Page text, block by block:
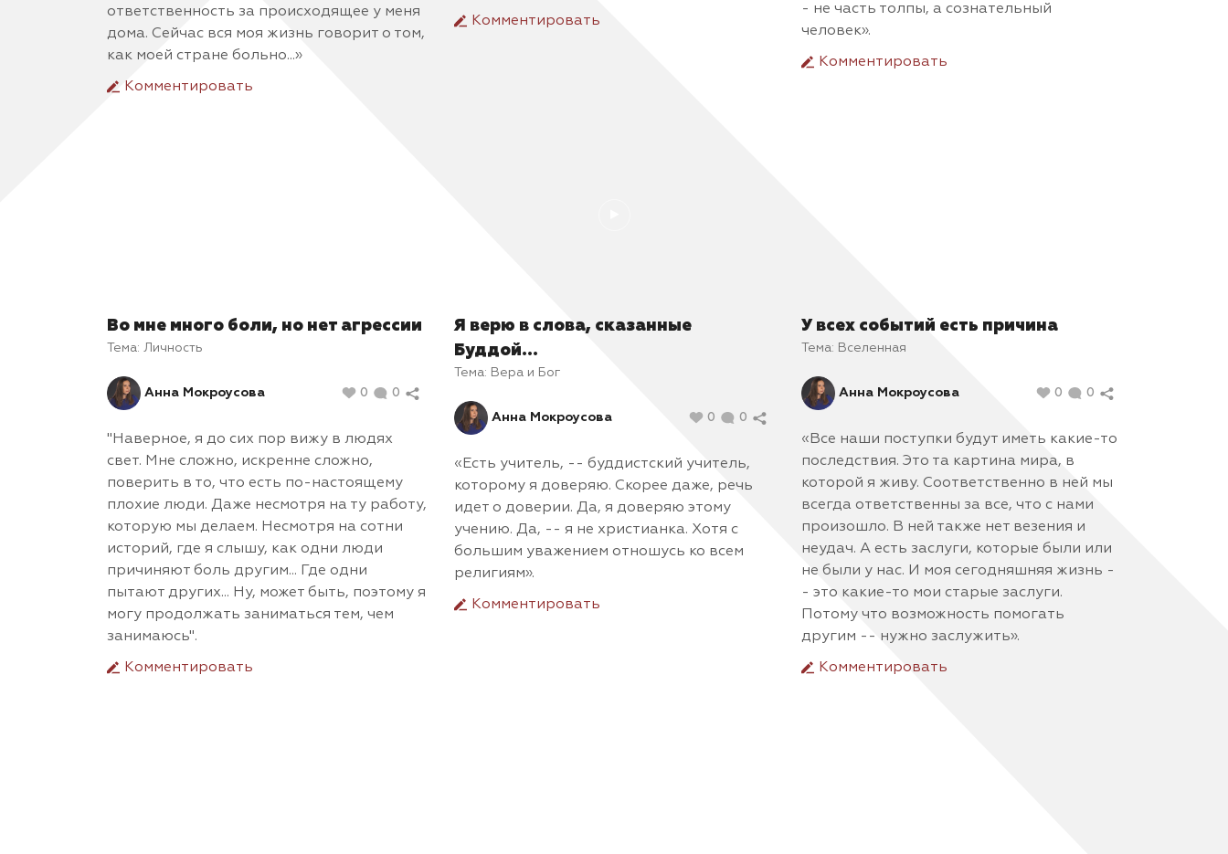
ответственность за происходящее у меня
дома. Сейчас вся моя жизнь говорит о том,
как моей стране больно...»
Комментировать
Комментировать
- не часть толпы, а сознательный
человек».
Комментировать
Во мне много боли, но нет агрессии
Тема: Личность
Анна Мокроусова 0 0
"Наверное, я до сих пор вижу в людях
свет. Мне сложно, искренне сложно,
поверить в то, что есть по-настоящему
плохие люди. Даже несмотря на ту работу,
которую мы делаем. Несмотря на сотни
историй, где я слышу, как одни люди
причиняют боль другим... Где одни
пытают других... Ну, может быть, поэтому я
могу продолжать заниматься тем, чем
занимаюсь".
Комментировать
Я верю в слова, сказанные
Буддой...
Тема: Вера и Бог
Анна Мокроусова 0 0
«Есть учитель, -- буддистский учитель,
которому я доверяю. Скорее даже, речь
идет о доверии. Да, я доверяю этому
учению. Да, -- я не христианка. Хотя с
большим уважением отношусь ко всем
религиям».
Комментировать
У всех событий есть причина
Тема: Вселенная
Анна Мокроусова 0 0
«Все наши поступки будут иметь какие-то
последствия. Это та картина мира, в
которой я живу. Соответственно в ней мы
всегда ответственны за все, что с нами
произошло. В ней также нет везения и
неудач. А есть заслуги, которые были или
не были у нас. И моя сегодняшняя жизнь -
- это какие-то мои старые заслуги.
Потому что возможность помогать
другим -- нужно заслужить».
Комментировать